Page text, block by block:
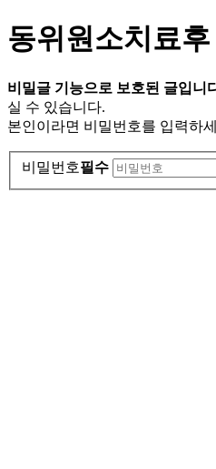
동위원소치료
비밀글 기능으로 보호된 글입니
실 수 있습니다.
본인이라면 비밀번호를 입력하
비밀번호필수